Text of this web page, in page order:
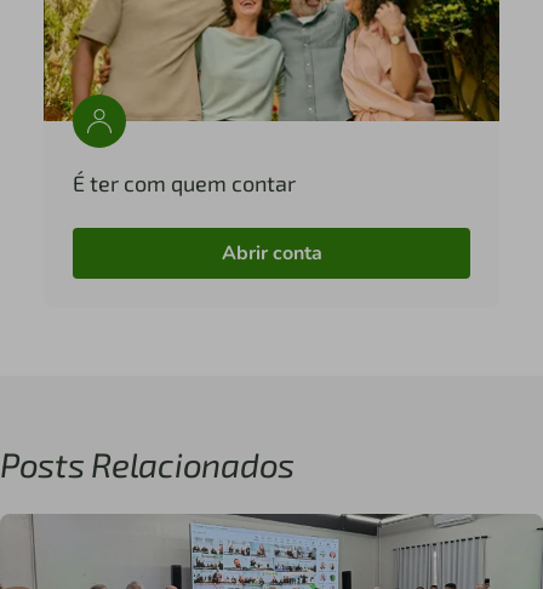
É ter com quem contar
Abrir conta
Posts Relacionados